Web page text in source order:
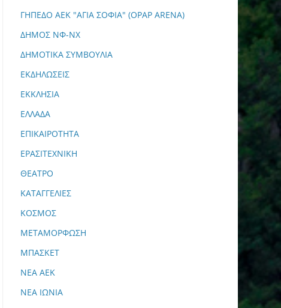
ΓΗΠΕΔΟ ΑΕΚ "ΑΓΙΑ ΣΟΦΙΑ" (OPAP ARENA)
ΔΗΜΟΣ ΝΦ-ΝΧ
ΔΗΜΟΤΙΚΑ ΣΥΜΒΟΥΛΙΑ
ΕΚΔΗΛΩΣΕΙΣ
ΕΚΚΛΗΣΙΑ
ΕΛΛΑΔΑ
ΕΠΙΚΑΙΡΟΤΗΤΑ
ΕΡΑΣΙΤΕΧΝΙΚΗ
ΘΕΑΤΡΟ
ΚΑΤΑΓΓΕΛΙΕΣ
ΚΟΣΜΟΣ
ΜΕΤΑΜΟΡΦΩΣΗ
ΜΠΑΣΚΕΤ
ΝΕΑ ΑΕΚ
ΝΕΑ ΙΩΝΙΑ